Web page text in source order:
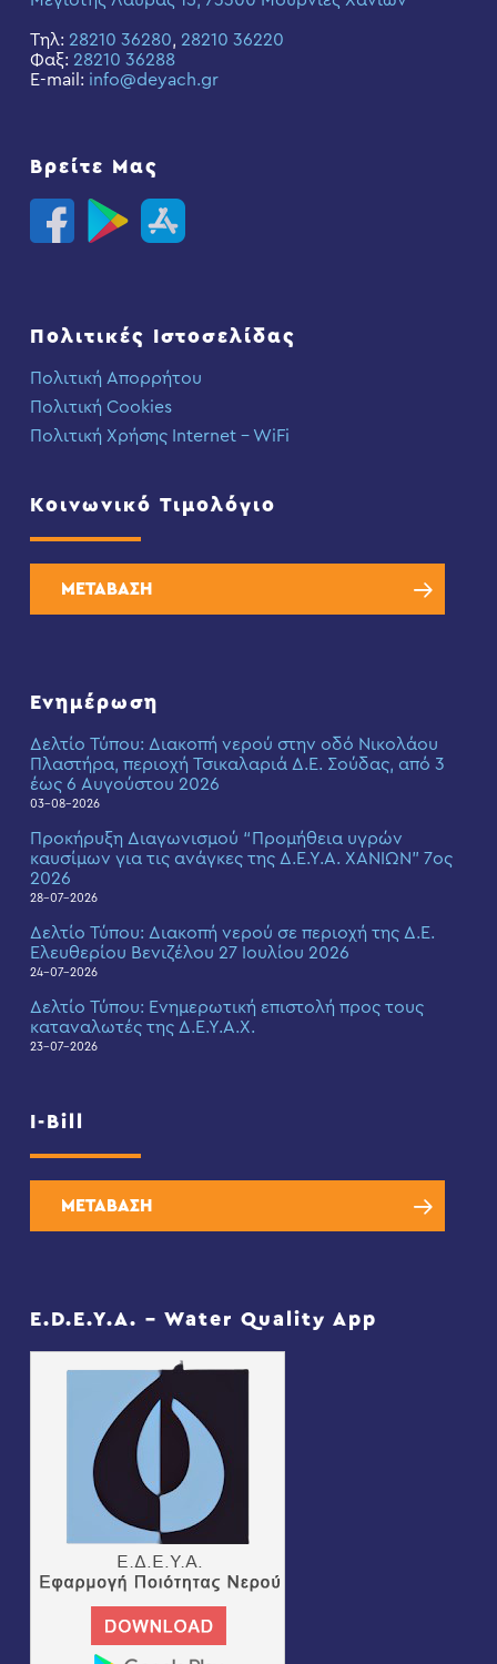
Τηλ: 28210 36280, 28210 36220
Φαξ: 28210 36288
E-mail: info@deyach.gr
Βρείτε Μας
Πολιτικές Ιστοσελίδας
Πολιτική Απορρήτου
Πολιτική Cookies
Πολιτική Χρήσης Internet – WiFi
Κοινωνικό Τιμολόγιο
ΜΕΤΑΒΑΣΗ
Ενημέρωση
Δελτίο Τύπου: Διακοπή νερού στην οδό Νικολάου
Πλαστήρα, περιοχή Τσικαλαριά Δ.Ε. Σούδας, από 3
έως 6 Αυγούστου 2026
03-08-2026
Προκήρυξη Διαγωνισμού “Προμήθεια υγρών
καυσίμων για τις ανάγκες της Δ.Ε.Υ.Α. ΧΑΝΙΩΝ” 7ος
2026
28-07-2026
Δελτίο Τύπου: Διακοπή νερού σε περιοχή της Δ.Ε.
Ελευθερίου Βενιζέλου 27 Ιουλίου 2026
24-07-2026
Δελτίο Τύπου: Eνημερωτική επιστολή προς τους
καταναλωτές της Δ.Ε.Υ.Α.Χ.
23-07-2026
I-Bill
ΜΕΤΑΒΑΣΗ
E.D.E.Y.A. – Water Quality App